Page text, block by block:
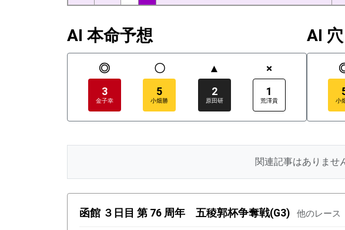
AI 本命予想
◎
3
金子幸
〇
5
小畑勝
▲
2
原田研
×
1
荒澤貴
AI
小
関連記事はありませ
函館 ３日目 第 76 周年 五稜郭杯争奪戦(G3) 他のレース